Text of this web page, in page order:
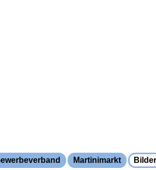
Martinimarkt Bilder